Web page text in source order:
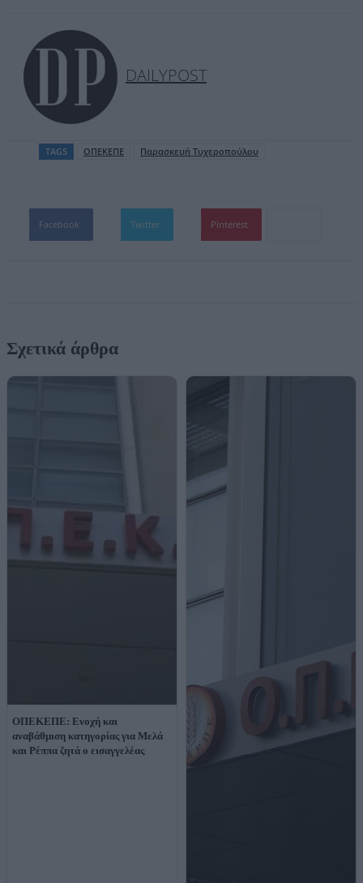
DAILYPOST
TAGS ΟΠΕΚΕΠΕ Παρασκευή Τυχεροπούλου
Facebook Twitter Pinterest
Σχετικά άρθρα
ΟΠΕΚΕΠΕ: Ενοχή και
αναβάθμιση κατηγορίας για Μελά
και Ρέππα ζητά ο εισαγγελέας